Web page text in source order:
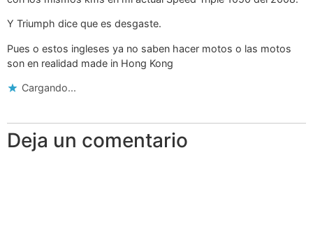
Y Triumph dice que es desgaste.
Pues o estos ingleses ya no saben hacer motos o las motos
son en realidad made in Hong Kong
Cargando...
Deja un comentario